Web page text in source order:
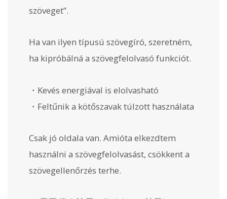
szöveget”.
Ha van ilyen típusú szövegíró, szeretném,
ha kipróbálná a szövegfelolvasó funkciót.
・Kevés energiával is elolvasható
・Feltűnik a kötőszavak túlzott használata
Csak jó oldala van. Amióta elkezdtem
használni a szövegfelolvasást, csökkent a
szövegellenőrzés terhe.